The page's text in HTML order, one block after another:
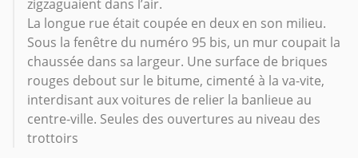
zigzaguaient dans l’air.
La longue rue était coupée en deux en son milieu.
Sous la fenêtre du numéro 95 bis, un mur coupait la
chaussée dans sa largeur. Une surface de briques
rouges debout sur le bitume, cimenté à la va-vite,
interdisant aux voitures de relier la banlieue au
centre-ville. Seules des ouvertures au niveau des
trottoirs